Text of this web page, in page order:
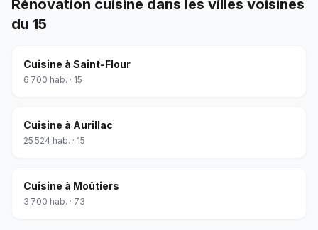
Rénovation cuisine dans les villes voisines
du 15
Cuisine à Saint-Flour
6 700 hab. · 15
Cuisine à Aurillac
25 524 hab. · 15
Cuisine à Moûtiers
3 700 hab. · 73